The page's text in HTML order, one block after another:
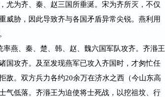
尤为齐、秦、赵三国所垂涎。宋为齐所灭，不仅
威胁，因此导致齐与各国矛盾异常尖锐。燕利用
燕、秦、楚、韩、赵、魏六国军队攻齐。齐湣王
国攻齐。及至发现燕军已攻入齐国时，才匆忙任
敌。双方兵力各约20余万在济水之西（今山东高
气低落。齐湣王为迫使将士死战，以挖祖坟、行